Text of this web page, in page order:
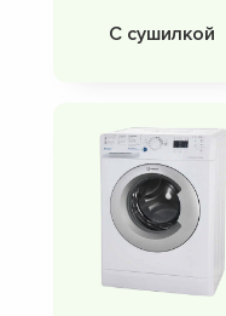
С сушилкой